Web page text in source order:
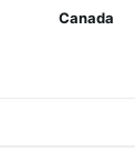
Canada